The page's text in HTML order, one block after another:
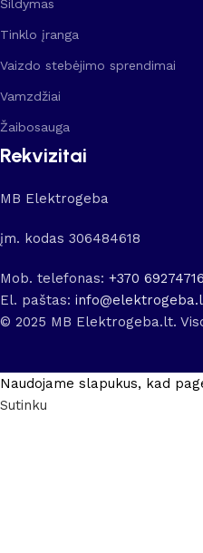
Šildymas
Tinklo įranga
Vaizdo stebėjimo sprendimai
Vamzdžiai
Žaibosauga
Rekvizitai
MB Elektrogeba
įm. kodas 306484618
Mob. telefonas: +370 69274716
El. paštas:
© 2025 MB Elektrogeba.lt.
Naudojame slapukus, kad
Sutinku